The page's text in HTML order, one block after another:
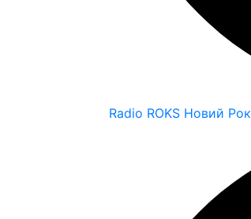
Radio ROKS Новий Рок